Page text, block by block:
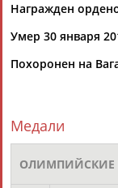
Вопросы
Стадион, 1998-2026
Подпишись
Награжден
Умер 30 января
Похоронен на
Медали
ОЛИМПИЙСКИЕ